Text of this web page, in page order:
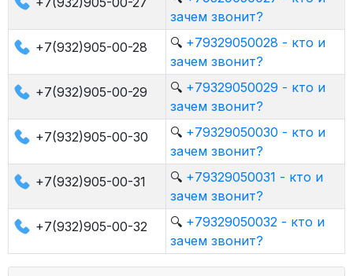
зачем звонит?
+7(932)905-00-28
🔍 +79329050028 - кто и
зачем звонит?
+7(932)905-00-29
🔍 +79329050029 - кто и
зачем звонит?
+7(932)905-00-30
🔍 +79329050030 - кто и
зачем звонит?
+7(932)905-00-31
🔍 +79329050031 - кто и
зачем звонит?
+7(932)905-00-32
🔍 +79329050032 - кто и
зачем звонит?